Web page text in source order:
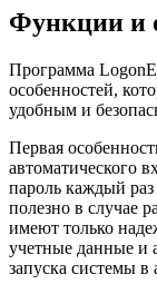
Функции и
Программа
особенностей,
удобным и
Первая
автоматического
пароль каждый
полезно в случае
имеют только
учетные данные и
запуска системы